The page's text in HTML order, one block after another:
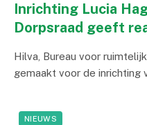
Inrichting Lucia
Dorpsraad geeft
Hilva, Bureau voor
gemaakt voor de inrichting
NIEUWS